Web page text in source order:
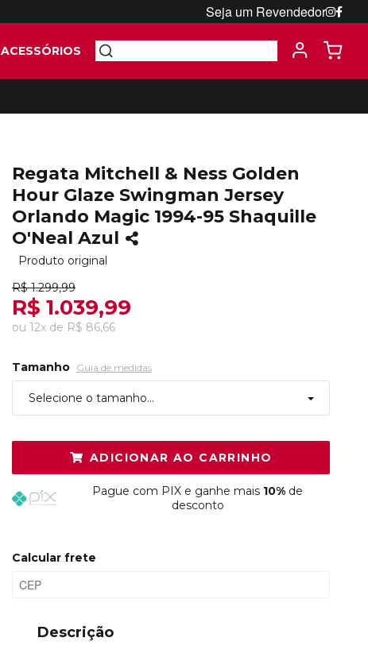
Seja um Revendedor
ACESSÓRIOS
Regata Mitchell & Ness Golden
Hour Glaze Swingman Jersey
Orlando Magic 1994-95 Shaquille
O'Neal Azul
Produto original
R$ 1.299,99
R$ 1.039,99
ou 12x de R$ 86,66
Tamanho Guia de medidas
Selecione o tamanho...
Resta 1 item
G
ADICIONAR AO CARRINHO
Pague com PIX e ganhe mais 10% de
desconto
Calcular frete
Descrição